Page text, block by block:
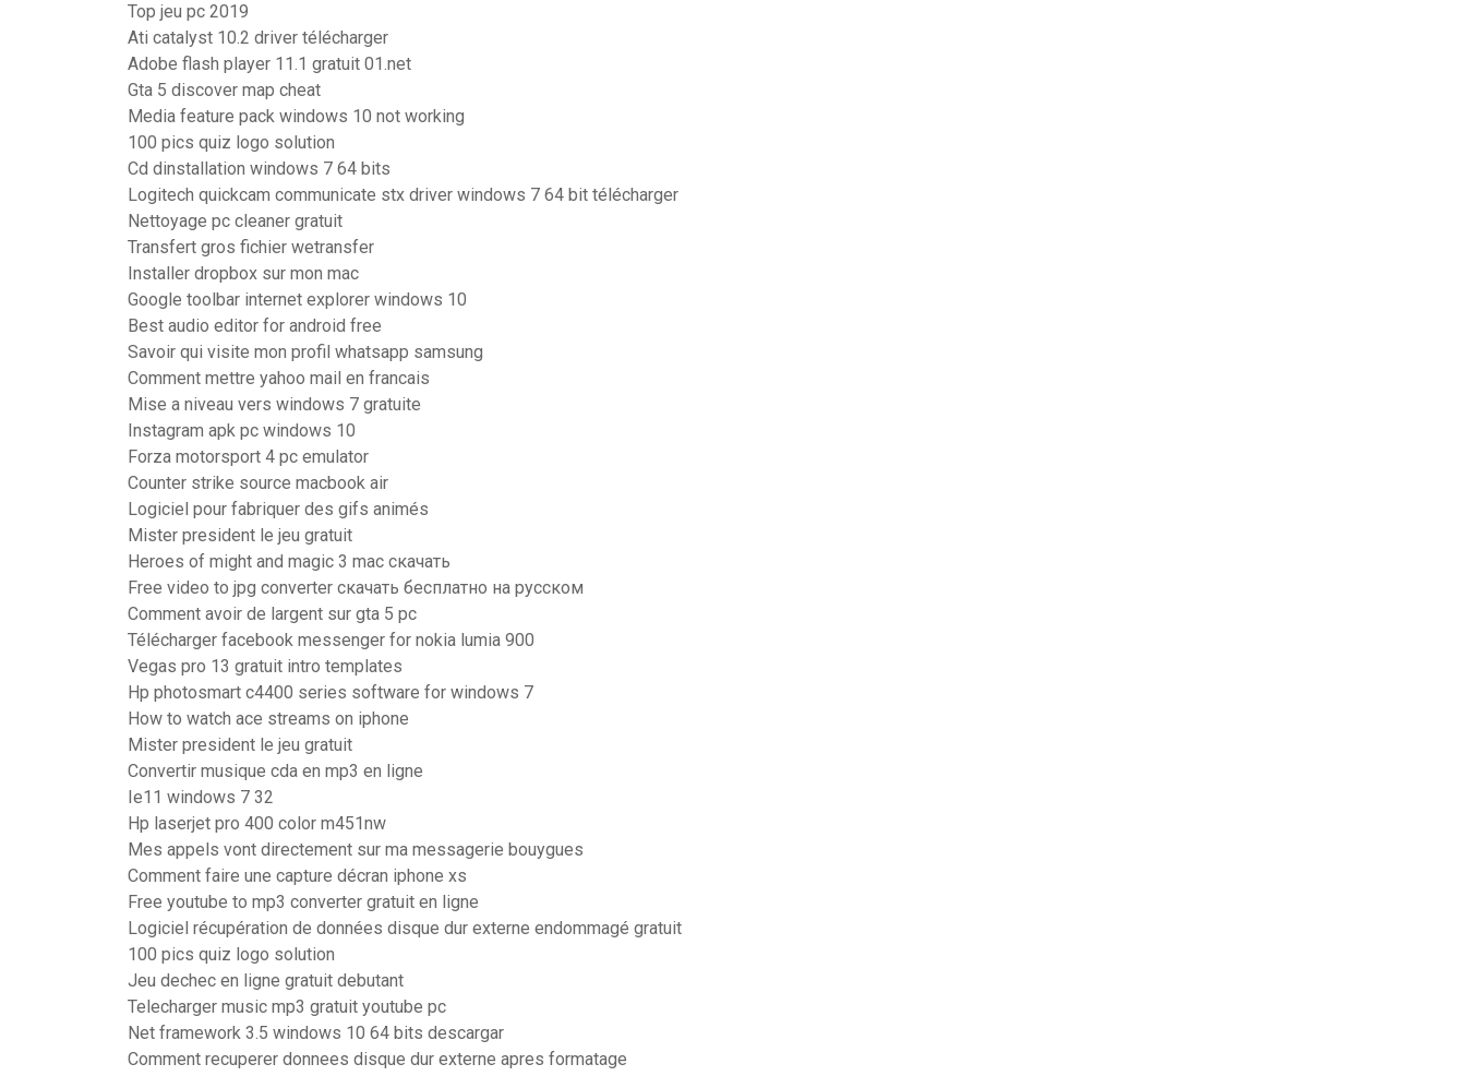
Top jeu pc 2019
Ati catalyst 10.2 driver télécharger
Adobe flash player 11.1 gratuit 01.net
Gta 5 discover map cheat
Media feature pack windows 10 not working
100 pics quiz logo solution
Cd dinstallation windows 7 64 bits
Logitech quickcam communicate stx driver windows 7 64 bit télécharger
Nettoyage pc cleaner gratuit
Transfert gros fichier wetransfer
Installer dropbox sur mon mac
Google toolbar internet explorer windows 10
Best audio editor for android free
Savoir qui visite mon profil whatsapp samsung
Comment mettre yahoo mail en francais
Mise a niveau vers windows 7 gratuite
Instagram apk pc windows 10
Forza motorsport 4 pc emulator
Counter strike source macbook air
Logiciel pour fabriquer des gifs animés
Mister president le jeu gratuit
Heroes of might and magic 3 mac скачать
Free video to jpg converter скачать бесплатно на русском
Comment avoir de largent sur gta 5 pc
Télécharger facebook messenger for nokia lumia 900
Vegas pro 13 gratuit intro templates
Hp photosmart c4400 series software for windows 7
How to watch ace streams on iphone
Mister president le jeu gratuit
Convertir musique cda en mp3 en ligne
Ie11 windows 7 32
Hp laserjet pro 400 color m451nw
Mes appels vont directement sur ma messagerie bouygues
Comment faire une capture décran iphone xs
Free youtube to mp3 converter gratuit en ligne
Logiciel récupération de données disque dur externe endommagé gratuit
100 pics quiz logo solution
Jeu dechec en ligne gratuit debutant
Telecharger music mp3 gratuit youtube pc
Net framework 3.5 windows 10 64 bits descargar
Comment recuperer donnees disque dur externe apres formatage